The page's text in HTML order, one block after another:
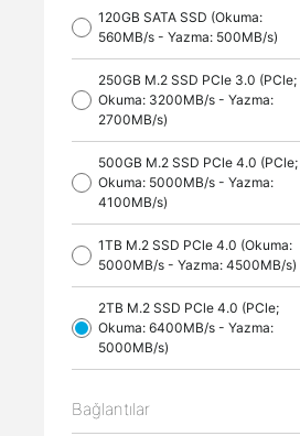
120GB SATA SSD (Okuma:
560MB/s - Yazma: 500MB/s)
250GB M.2 SSD PCle 3.0 (PCle;
Okuma: 3200MB/s - Yazma:
2700MB/s)
500GB M.2 SSD PCle 4.0 (PCle;
Okuma: 5000MB/s - Yazma:
4100MB/s)
1TB M.2 SSD PCle 4.0 (Okuma:
5000MB/s - Yazma: 4500MB/s)
2TB M.2 SSD PCle 4.0 (PCle;
Okuma: 6400MB/s - Yazma:
5000MB/s)
Bağlantılar